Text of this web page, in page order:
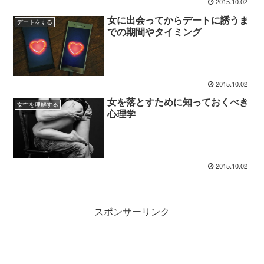
デートをする
女に出会ってからデートに誘うま
での期間やタイミング
2015.10.02
女性を理解する
女を落とすために知っておくべき
心理学
2015.10.02
スポンサーリンク